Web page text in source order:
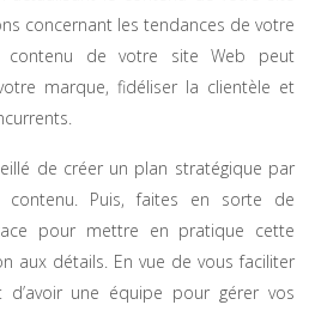
concernant les tendances de votre
contenu de votre site Web peut
marque, fidéliser la clientèle et
de créer un plan stratégique par
Puis, faites en sorte de
pour mettre en pratique cette
aux détails. En vue de vous faciliter
une équipe pour gérer vos